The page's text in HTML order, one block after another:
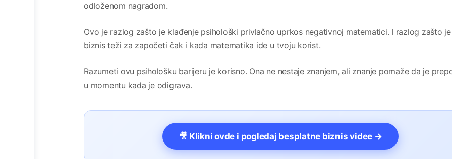
odloženom nagradom.
Ovo je razlog zašto je klađenje psihološki privlačno uprkos negativnoj matematici. I razlog zašto
biznis teži za započeti čak i kada matematika ide u tvoju korist.
Razumeti ovu psihološku barijeru je korisno. Ona ne nestaje znanjem, ali znanje pomaže da je
u momentu kada je odigrava.
🎥 Klikni ovde i pogledaj besplatne biznis videe →